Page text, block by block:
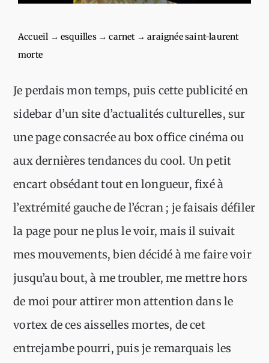
Accueil → esquilles→carnet→araignée saint-laurent
morte
Je perdais mon temps, puis cette publicité en
sidebar d’un site d’actualités culturelles, sur
une page consacrée au box office cinéma ou
aux dernières tendances du cool. Un petit
encart obsédant tout en longueur, fixé à
l’extrémité gauche de l’écran ; je faisais défiler
la page pour ne plus le voir, mais il suivait
mes mouvements, bien décidé à me faire voir
jusqu’au bout, à me troubler, me mettre hors
de moi pour attirer mon attention dans le
vortex de ces aisselles mortes, de cet
entrejambe pourri, puis je remarquais les